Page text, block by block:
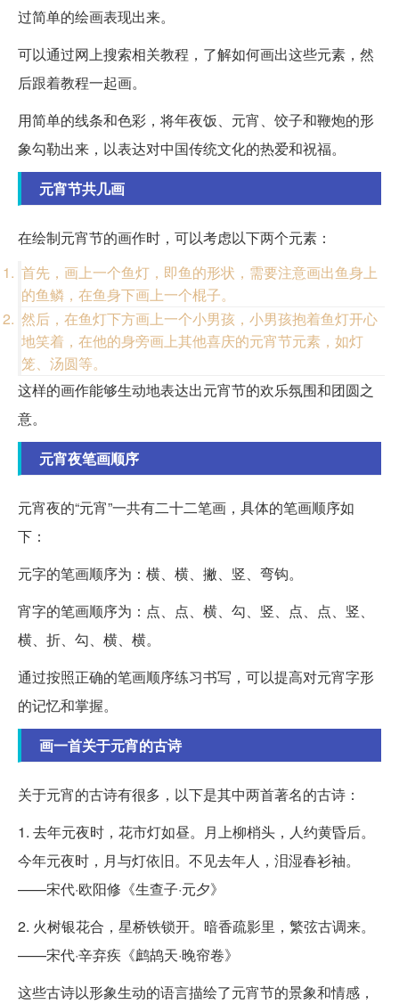
过简单的绘画表现出来。
可以通过网上搜索相关教程，了解如何画出这些元素，然
后跟着教程一起画。
用简单的线条和色彩，将年夜饭、元宵、饺子和鞭炮的形
象勾勒出来，以表达对中国传统文化的热爱和祝福。
元宵节共几画
在绘制元宵节的画作时，可以考虑以下两个元素：
首先，画上一个鱼灯，即鱼的形状，需要注意画出鱼身上
的鱼鳞，在鱼身下画上一个棍子。
然后，在鱼灯下方画上一个小男孩，小男孩抱着鱼灯开心
地笑着，在他的身旁画上其他喜庆的元宵节元素，如灯
笼、汤圆等。
这样的画作能够生动地表达出元宵节的欢乐氛围和团圆之
意。
元宵夜笔画顺序
元宵夜的“元宵”一共有二十二笔画，具体的笔画顺序如
下：
元字的笔画顺序为：横、横、撇、竖、弯钩。
宵字的笔画顺序为：点、点、横、勾、竖、点、点、竖、
横、折、勾、横、横。
通过按照正确的笔画顺序练习书写，可以提高对元宵字形
的记忆和掌握。
画一首关于元宵的古诗
关于元宵的古诗有很多，以下是其中两首著名的古诗：
1. 去年元夜时，花市灯如昼。月上柳梢头，人约黄昏后。
今年元夜时，月与灯依旧。不见去年人，泪湿春衫袖。
——宋代·欧阳修《生查子·元夕》
2. 火树银花合，星桥铁锁开。暗香疏影里，繁弦古调来。
——宋代·辛弃疾《鹧鸪天·晚帘卷》
这些古诗以形象生动的语言描绘了元宵节的景象和情感，